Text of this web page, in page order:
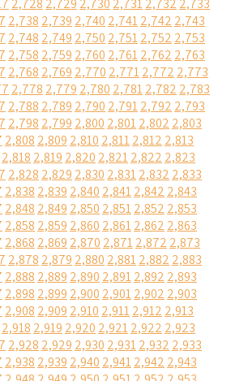
2,728 2,729 2,730 2,7312,732 2,733
2,738 2,739 2,740 2,7412,742 2,743
2,748 2,749 2,750 2,7512,752 2,753
2,758 2,759 2,760 2,7612,762 2,763
2,768 2,769 2,770 2,7712,772 2,773
2,778 2,779 2,780 2,7812,782 2,783
2,788 2,789 2,790 2,7912,792 2,793
2,798 2,799 2,800 2,8012,802 2,803
2,808 2,809 2,810 2,8112,812 2,813
2,818 2,819 2,820 2,8212,822 2,823
2,828 2,829 2,830 2,8312,832 2,833
2,838 2,839 2,840 2,8412,842 2,843
2,848 2,849 2,850 2,8512,852 2,853
2,858 2,859 2,860 2,8612,862 2,863
2,868 2,869 2,870 2,8712,872 2,873
2,878 2,879 2,880 2,8812,882 2,883
2,888 2,889 2,890 2,8912,892 2,893
2,898 2,899 2,900 2,9012,902 2,903
2,908 2,909 2,910 2,9112,912 2,913
2,918 2,919 2,920 2,9212,922 2,923
2,928 2,929 2,930 2,9312,932 2,933
2,938 2,939 2,940 2,9412,942 2,943